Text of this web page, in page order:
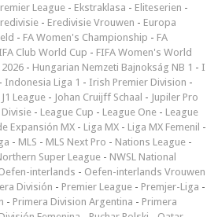
League - Ekstraklasa - Eliteserien -
- Eredivisie Vrouwen - Europa
- FA Women's Championship - FA
Club World Cup - FIFA Women's World
- Hungarian Nemzeti Bajnokság NB 1 - I
- Indonesia Liga 1 - Irish Premier Division -
League - Johan Cruijff Schaal - Jupiler Pro
Divisie - League Cup - League One - League
Expansión MX - Liga MX - Liga MX Femenil -
- MLS - MLS Next Pro - Nations League -
Super League - NWSL National
interlands - Oefen-interlands Vrouwen
División - Premier League - Premjer-Liga -
- Primera Division Argentina - Primera